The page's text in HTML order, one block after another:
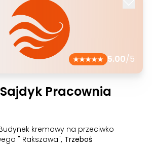
5.00/5
Pracownia
Budynek kremowy na przeciwko
" Rakszawa", Trzeboś